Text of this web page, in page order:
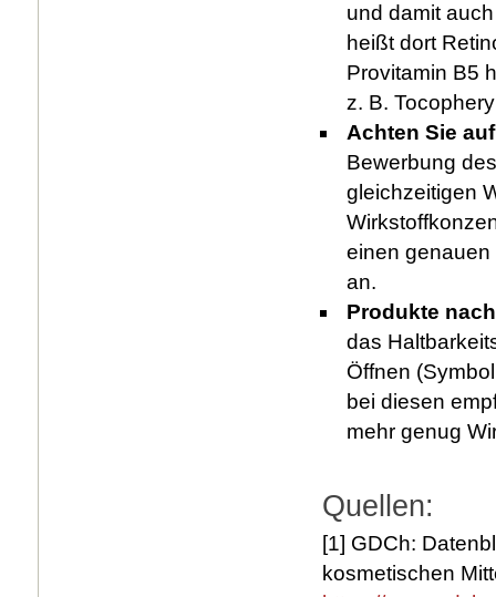
und damit
heißt dort
Provitamin B5
z. B.
Achten Sie
Bewerbung
gleichzeitigen
einen genauen
an.
Produkte
das
Öffnen
bei diesen
mehr genug
Quellen:
[1] GDCh:
kosmetischen